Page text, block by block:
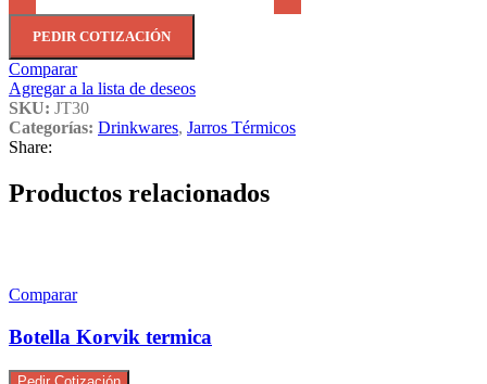
PEDIR COTIZACIÓN
Comparar
Agregar a la lista de deseos
SKU: JT30
Categorías: Drinkwares, Jarros Térmicos
Share:
Productos relacionados
Comparar
Botella Korvik termica